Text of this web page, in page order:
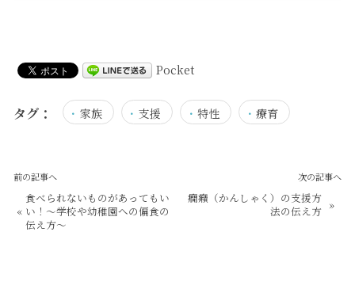
Pocket
タグ： 家族 支援 特性 療育
前の記事へ
«
食べられないものがあってもい
い！～学校や幼稚園への偏食の
伝え方～
次の記事へ
癇癪（かんしゃく）の支援方
法の伝え方 »